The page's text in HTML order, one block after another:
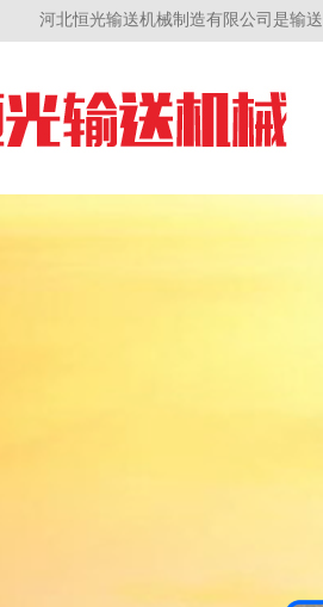
河北恒光输送机械制造有限公司是输送